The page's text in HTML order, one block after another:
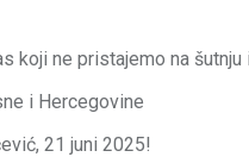
koji ne pristajemo na šutnju
i Hercegovine
21 juni 2025!